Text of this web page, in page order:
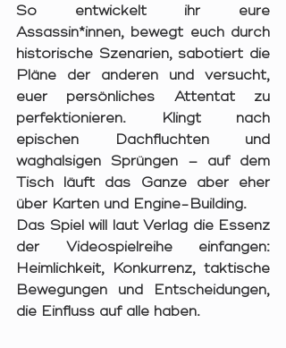
So entwickelt ihr eure
Assassin*innen, bewegt euch durch
historische Szenarien, sabotiert die
Pläne der anderen und versucht,
euer persönliches Attentat zu
perfektionieren. Klingt nach
epischen Dachfluchten und
waghalsigen Sprüngen – auf dem
Tisch läuft das Ganze aber eher
über Karten und Engine-Building.
Das Spiel will laut Verlag die Essenz
der Videospielreihe einfangen:
Heimlichkeit, Konkurrenz, taktische
Bewegungen und Entscheidungen,
die Einfluss auf alle haben.